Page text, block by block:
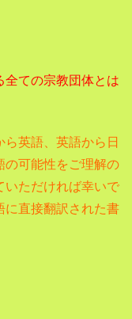
ての宗教団体とは
英語、 英語から日
の可能性をご理解の
いただければ幸いで
に直接翻訳された書